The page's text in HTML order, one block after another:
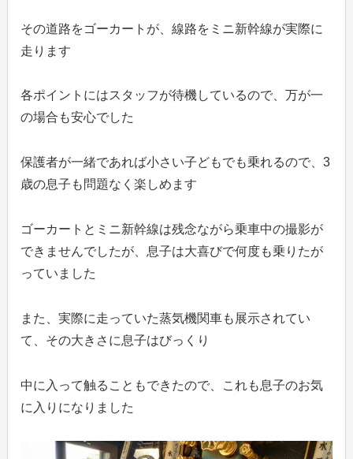
その道路をゴーカートが、線路をミニ新幹線が実際に
走ります
各ポイントにはスタッフが待機しているので、万が一
の場合も安心でした
保護者が一緒であれば小さい子どもでも乗れるので、3
歳の息子も問題なく楽しめます
ゴーカートとミニ新幹線は残念ながら乗車中の撮影が
できませんでしたが、息子は大喜びで何度も乗りたが
っていました
また、実際に走っていた蒸気機関車も展示されてい
て、その大きさに息子はびっくり
中に入って触ることもできたので、これも息子のお気
に入りになりました